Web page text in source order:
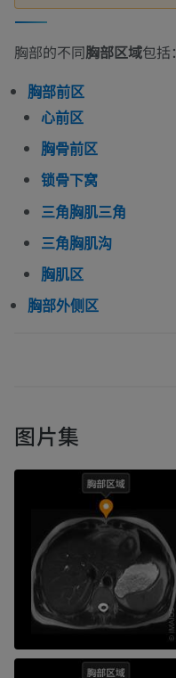
胸部的不同胸部区域包括：
胸部前区
心前区
胸骨前区
锁骨下窝
三角胸肌三角
三角胸肌沟
胸肌区
胸部外侧区
图片集